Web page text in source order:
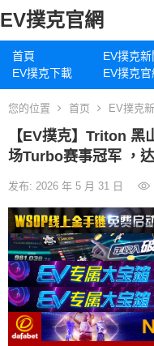
EV撲克官網
首頁 EV撲克新
EV撲克下載
EV撲克官
您的位置 首页 EV撲克
【EV撲克】Triton
场Turbo赛事冠军 ，
发布: 2026 年 5 月 31 日